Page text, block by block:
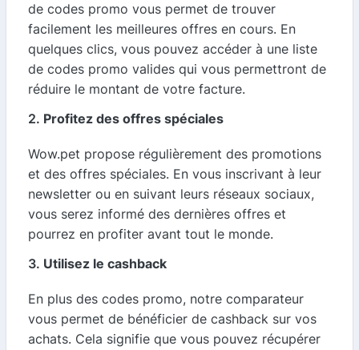
de codes promo vous permet de trouver
facilement les meilleures offres en cours. En
quelques clics, vous pouvez accéder à une liste
de codes promo valides qui vous permettront de
réduire le montant de votre facture.
2. Profitez des offres spéciales
Wow.pet propose régulièrement des promotions
et des offres spéciales. En vous inscrivant à leur
newsletter ou en suivant leurs réseaux sociaux,
vous serez informé des dernières offres et
pourrez en profiter avant tout le monde.
3. Utilisez le cashback
En plus des codes promo, notre comparateur
vous permet de bénéficier de cashback sur vos
achats. Cela signifie que vous pouvez récupérer